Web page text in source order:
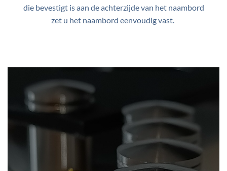
die bevestigt is aan de achterzijde van het naambord
zet u het naambord eenvoudig vast.